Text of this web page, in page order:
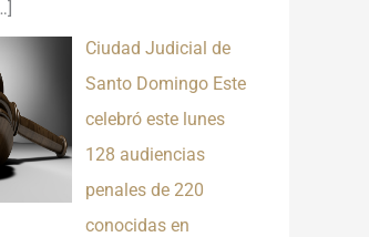
Ciudad Judicial de
Santo Domingo Este
celebró este lunes
128 audiencias
penales de 220
conocidas en